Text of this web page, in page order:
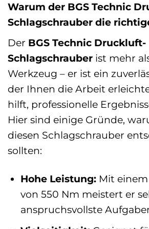
Warum der BGS Technic
Schlagschrauber die
Der BGS Technic Druckluft-
Schlagschrauber ist mehr
Werkzeug – er ist ein
der Ihnen die Arbeit
hilft, professionelle
Hier sind einige Gründe,
diesen Schlagschrauber
sollten:
Hohe Leistung:Mit
von 550 Nm meistert er
anspruchsvollste